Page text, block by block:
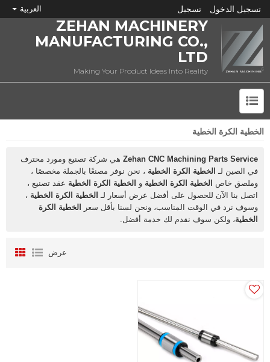
تسجيل الدخول تسجيل العربية
ZEHAN MACHINERY
MANUFACTURING CO.,
LTD
Making Your Product Ideas Into Reality
الخطية الكرة الخطية
Zehan CNC Machining Parts Service هي شركة تصنيع ومورد محترف
في الصين لـ الخطية الكرة الخطية ، نحن نوفر مصنعًا بالجملة مخصصًا ،
وملصق خاص الخطية الكرة الخطية و الخطية الكرة الخطية عقد تصنيع ،
اتصل بنا الآن للحصول على أفضل عرض أسعار لـ الخطية الكرة الخطية ،
وسوف نرد في الوقت المناسب، ونحن لسنا بأقل سعر
الخطية الكرة
الخطية، ولكن سوف نقدم لك خدمة أفضل.
عرض